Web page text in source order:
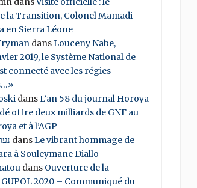
la Transition, Colonel Mamadi
en Sierra Léone
dansLouceny Nabe,
2019, le Système National de
connecté avec les régies
dansL’an 58 du journal Horoya
offre deux milliards de GNF au
et à l’AGP
dansLe vibrant hommage de
à Souleymane Diallo
dans Ouverture de la
2020 – Communiqué du